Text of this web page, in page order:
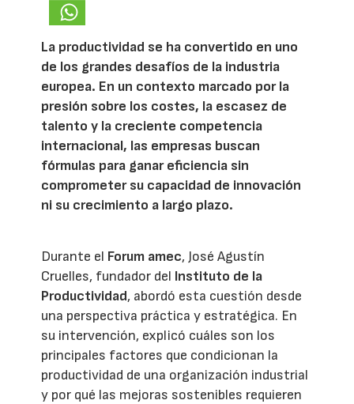
La productividad se ha convertido en uno
de los grandes desafíos de la industria
europea. En un contexto marcado por la
presión sobre los costes, la escasez de
talento y la creciente competencia
internacional, las empresas buscan
fórmulas para ganar eficiencia sin
comprometer su capacidad de innovación
ni su crecimiento a largo plazo.
Durante el Forum amec, José Agustín
Cruelles, fundador del Instituto de la
Productividad, abordó esta cuestión desde
una perspectiva práctica y estratégica. En
su intervención, explicó cuáles son los
principales factores que condicionan la
productividad de una organización industrial
y por qué las mejoras sostenibles requieren